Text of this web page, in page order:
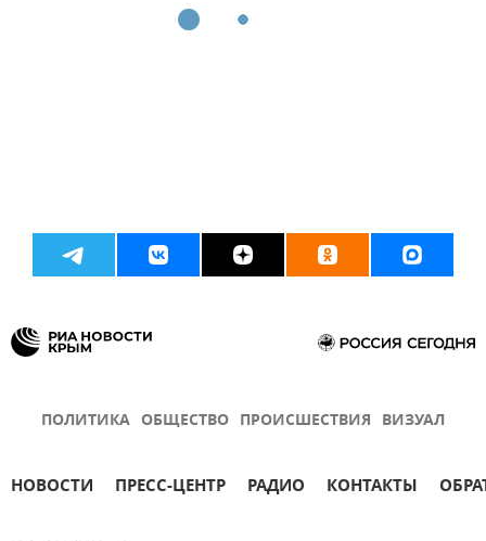
ПОЛИТИКА ОБЩЕСТВО ПРОИСШЕСТВИЯ ВИЗУАЛ
НОВОСТИ ПРЕСС-ЦЕНТР РАДИО КОНТАКТЫ